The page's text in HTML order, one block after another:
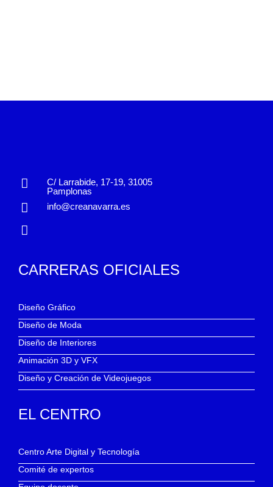
C/ Larrabide, 17-19, 31005
Pamplonas
info@creanavarra.es
CARRERAS OFICIALES
Diseño Gráfico
Diseño de Moda
Diseño de Interiores
Animación 3D y VFX
Diseño y Creación de Videojuegos
EL CENTRO
Centro Arte Digital y Tecnología
Comité de expertos